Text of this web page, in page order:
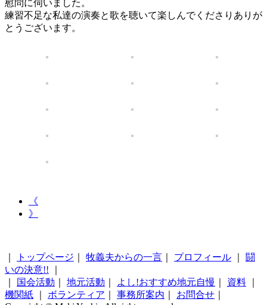
慰問に伺いました。
練習不足な私達の演奏と歌を聴いて楽しんでくださりありが
とうございます。
《
》
トップページ 牧義夫からの一言 プロフィール
闘
いの決意!!
国会活動 地元活動 よし!おすすめ地元自慢 資料
機関紙
ボランティア 事務所案内 お問合せ